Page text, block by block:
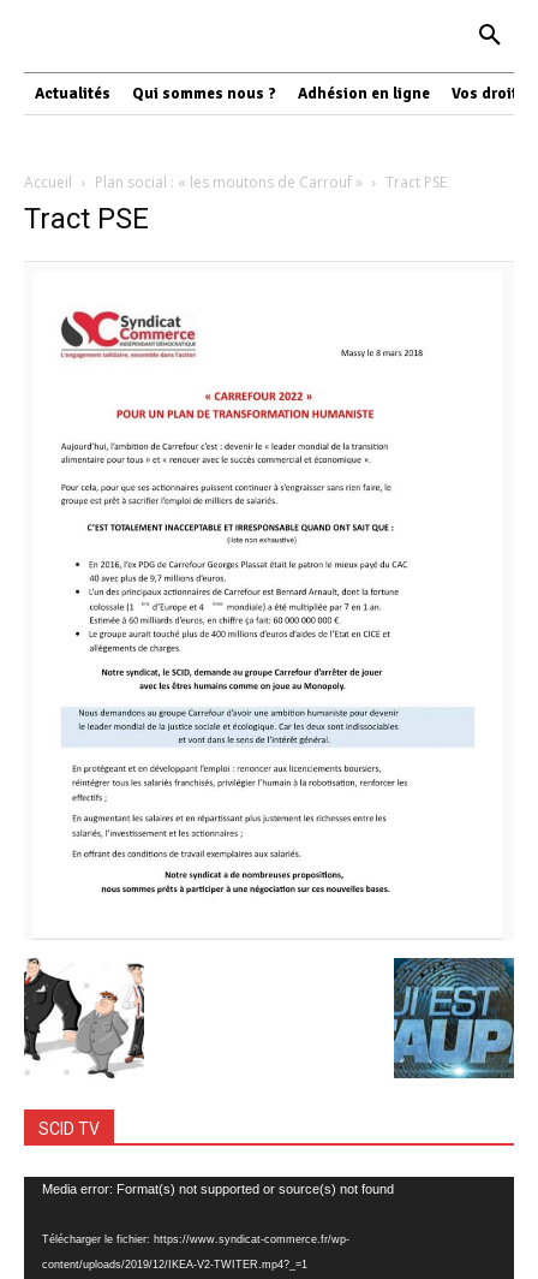
Actualités Qui sommes nous ? Adhésion en ligne Vos droits
Accueil Plan social : « les moutons de Carrouf » Tract PSE
Tract PSE
SCID TV
Lecteur
Media error: Format(s) not supported or source(s) not found
Télécharger le fichier: https://www.syndicat-commerce.fr/wp-
content/uploads/2019/12/IKEA-V2-TWITER.mp4?_=1